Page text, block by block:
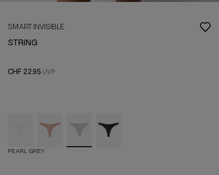
SMART INVISIBLE
STRING
CHF 22.95
PEARL GREY